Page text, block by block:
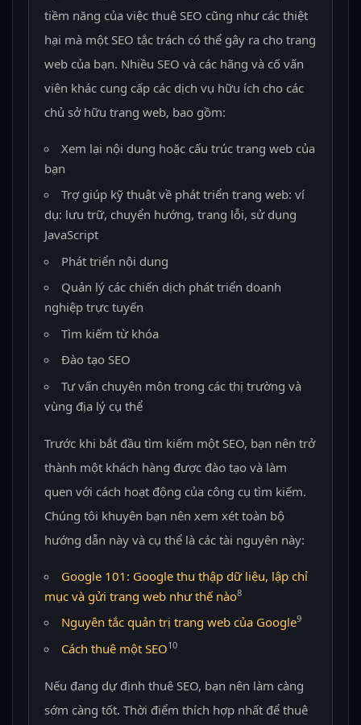
tiềm năng của việc thuê SEO cũng như các thiệt
hại mà một SEO tắc trách có thể gây ra cho trang
web của bạn. Nhiều SEO và các hãng và cố vấn
viên khác cung cấp các dịch vụ hữu ích cho các
chủ sở hữu trang web, bao gồm:
Xem lại nội dung hoặc cấu trúc trang web của
bạn
Trợ giúp kỹ thuật về phát triển trang web: ví
dụ: lưu trữ, chuyển hướng, trang lỗi, sử dụng
JavaScript
Phát triển nội dung
Quản lý các chiến dịch phát triển doanh
nghiệp trực tuyến
Tìm kiếm từ khóa
Đào tạo SEO
Tư vấn chuyên môn trong các thị trường và
vùng địa lý cụ thể
Trước khi bắt đầu tìm kiếm một SEO, bạn nên trở
thành một khách hàng được đào tạo và làm
quen với cách hoạt động của công cụ tìm kiếm.
Chúng tôi khuyên bạn nên xem xét toàn bộ
hướng dẫn này và cụ thể là các tài nguyên này:
Google 101: Google thu thập dữ liệu, lập chỉ
mục và gửi trang web như thế nào8
Nguyên tắc quản trị trang web của Google9
Cách thuê một SEO10
Nếu đang dự định thuê SEO, bạn nên làm càng
sớm càng tốt. Thời điểm thích hợp nhất để thuê